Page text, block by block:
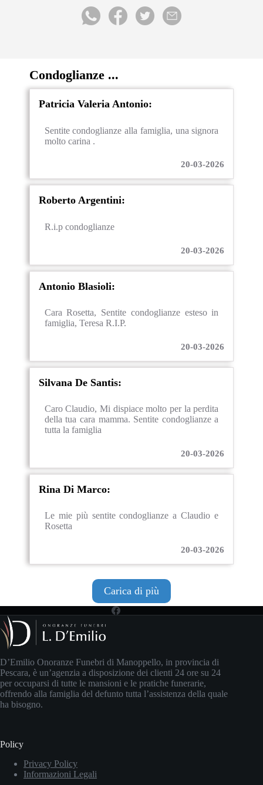
Condoglianze ...
Patricia Valeria Antonio:
Sentite condoglianze alla famiglia, una signora
molto carina .
20-03-2026
Roberto Argentini:
R.i.p condoglianze
20-03-2026
Antonio Blasioli:
Cara Rosetta, Sentite condoglianze esteso in
famiglia, Teresa R.I.P.
20-03-2026
Silvana De Santis:
Caro Claudio, Mi dispiace molto per la perdita
della tua cara mamma. Sentite condoglianze a
tutta la famiglia
20-03-2026
Rina Di Marco:
Le mie più sentite condoglianze a Claudio e
Rosetta
20-03-2026
Carica di più
D’Emilio Onoranze Funebri di Manoppello, in provincia di
Pescara, è un’agenzia a disposizione dei clienti 24 ore su 24
per occuparsi di tutte le mansioni e le pratiche funerarie,
offrendo alla famiglia del defunto tutta l’assistenza della quale
ha bisogno.
Policy
Privacy Policy
Informazioni Legali